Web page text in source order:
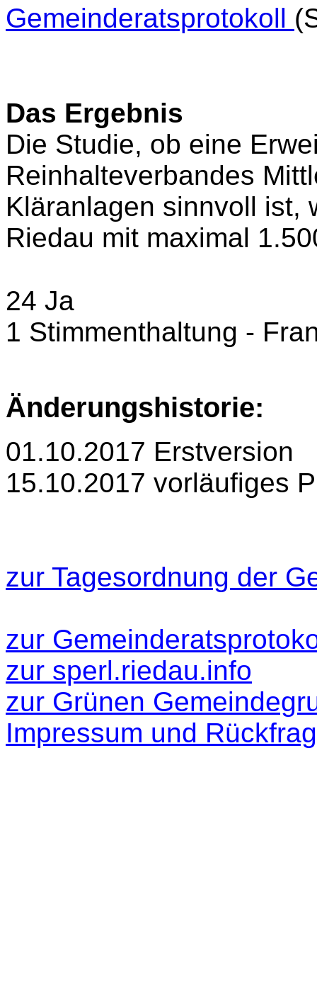
Gemeinderatsprotokoll
Das Ergebnis
Die Studie, ob eine
Reinhalteverbandes
Kläranlagen sinnvoll ist,
Riedau mit maximal
24 Ja
1 Stimmenthaltung -
Änderungshistorie:
01.10.2017 Erstversion
15.10.2017 vorläufiges
zur Tagesordnung der
zur
zur sperl.riedau.info
zur Grünen
Impressum und